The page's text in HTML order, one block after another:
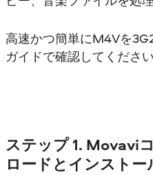
高速かつ簡単にM4Vを
ガイドで確認してください
ステップ 1. Movavi
ロードとインストー